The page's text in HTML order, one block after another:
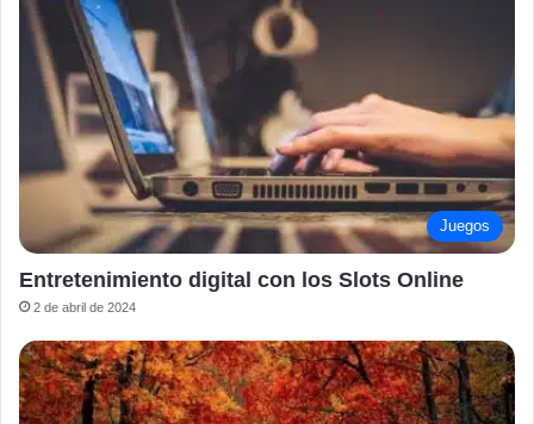
Juegos
Entretenimiento digital con los Slots Online
2 de abril de 2024